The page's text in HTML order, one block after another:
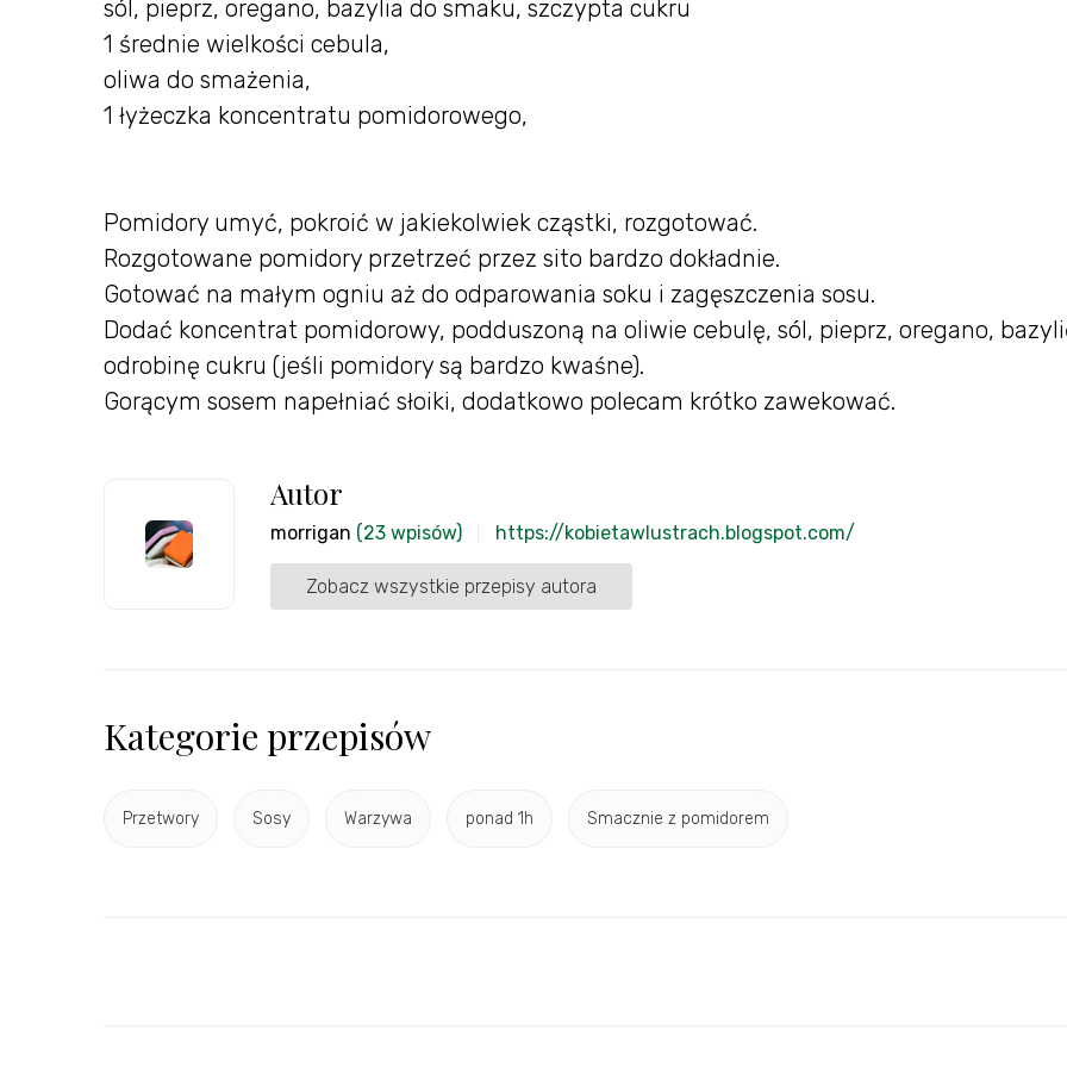
sól, pieprz, oregano, bazylia do smaku, szczypta cukru
1 średnie wielkości cebula,
oliwa do smażenia,
1 łyżeczka koncentratu pomidorowego,
Pomidory umyć, pokroić w jakiekolwiek cząstki, rozgotować.
Rozgotowane pomidory przetrzeć przez sito bardzo dokładnie.
Gotować na małym ogniu aż do odparowania soku i zagęszczenia sosu.
Dodać koncentrat pomidorowy, podduszoną na oliwie cebulę, sól, pieprz, oregano,
odrobinę cukru (jeśli pomidory są bardzo kwaśne).
Gorącym sosem napełniać słoiki, dodatkowo polecam krótko zawekować.
Autor
morrigan (23 wpisów) https://kobietawlustrach.blogspot.com/
Zobacz wszystkie przepisy autora
Kategorie przepisów
Przetwory Sosy Warzywa ponad 1h Smacznie z pomidorem